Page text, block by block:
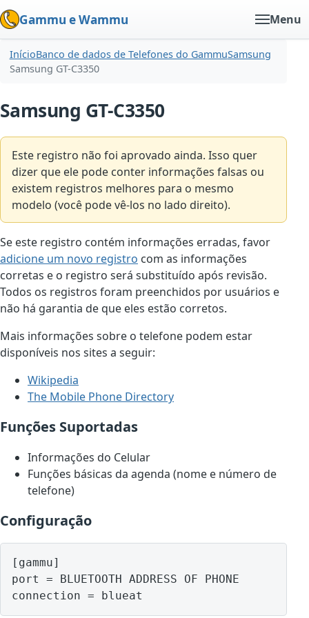
Gammu e Wammu Menu
InícioBanco de dados de Telefones do GammuSamsung
Samsung GT-C3350
Samsung GT-C3350
Este registro não foi aprovado ainda. Isso quer
dizer que ele pode conter informações falsas ou
existem registros melhores para o mesmo
modelo (você pode vê-los no lado direito).
Se este registro contém informações erradas, favor
adicione um novo registro com as informações
corretas e o registro será substituído após revisão.
Todos os registros foram preenchidos por usuários e
não há garantia de que eles estão corretos.
Mais informações sobre o telefone podem estar
disponíveis nos sites a seguir:
Wikipedia
The Mobile Phone Directory
Funções Suportadas
Informações do Celular
Funções básicas da agenda (nome e número de
telefone)
Configuração
[gammu]
port = BLUETOOTH ADDRESS OF PHONE